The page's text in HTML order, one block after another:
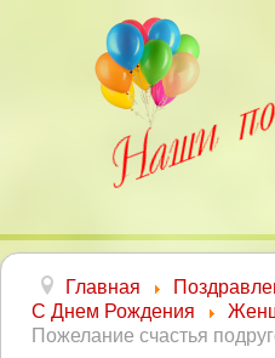
Главная
С Днем Рождения
Пожелание счастья